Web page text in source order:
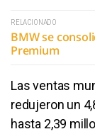
RELACIONADO
BMW se
Premium
Las ventas
redujeron un
hasta 2,39